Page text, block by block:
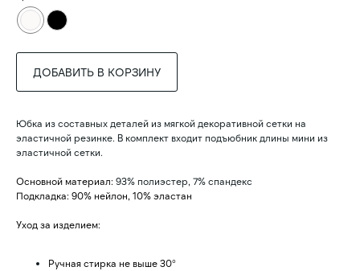
ДОБАВИТЬ В КОРЗИНУ
Юбка из составных деталей из мягкой декоративной сетки на
эластичной резинке. В комплект входит подъюбник длины мини из
эластичной сетки.
Основной материал: 93% полиэстер, 7% спандекс
Подкладка: 90% нейлон, 10% эластан
Уход за изделием:
Ручная стирка не выше 30°
ПОКУПАТЕЛЯМ
Политика конфидециальности
Оплата и доставка
КЛИЕНТСКИЙ СЕРВИС
О нас
ИНФОРМАЦИЯ